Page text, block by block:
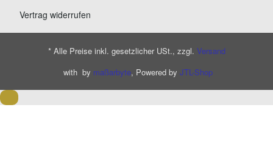
Vertrag widerrufen
* Alle Preise inkl. gesetzlicher USt., zzgl. Versand
with by maßarbyte, Powered by JTL-Shop